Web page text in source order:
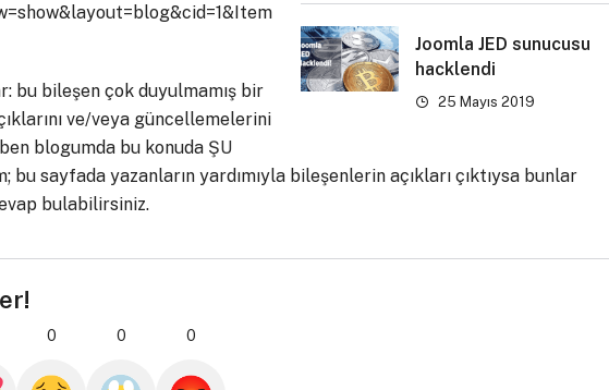
Joomla JED sunucusu
hacklendi
25 Mayıs 2019
bu bileşen çok duyulmamış bir
ve/veya güncellemelerini
blogumda bu konuda ŞU
bu sayfada yazanların yardımıyla bileşenlerin açıkları çıktıysa bunlar
bulabilirsiniz.
0 0 0